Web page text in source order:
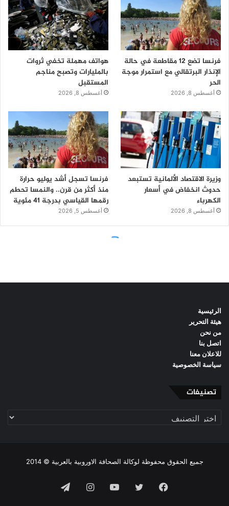
الرئيسية
هيئة التحرير
من نحن
اتصل بنا
للاعلان معنا
سياسة الخصوصية
تصنيفات
تصنيفات
جميع الحقوق محفوظة لوكالة الصحافة الاوروبية بالعربية © 2014
فيسبوك تويتر يوتيوبانستقرامتيلقرام